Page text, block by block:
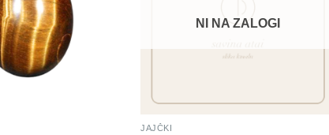
NI NA ZALOGI
JAJČKI